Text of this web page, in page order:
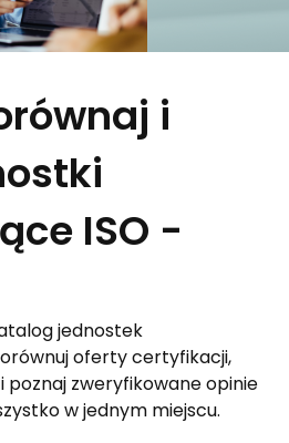
i
ISO -
jednostek
oferty certyfikacji,
zweryfikowane opinie
w jednym miejscu.